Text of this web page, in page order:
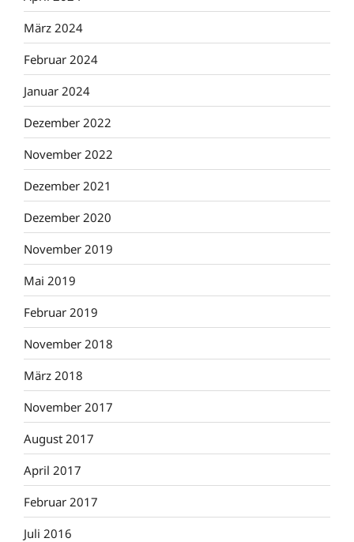
März 2024
Februar 2024
Januar 2024
Dezember 2022
November 2022
Dezember 2021
Dezember 2020
November 2019
Mai 2019
Februar 2019
November 2018
März 2018
November 2017
August 2017
April 2017
Februar 2017
Juli 2016